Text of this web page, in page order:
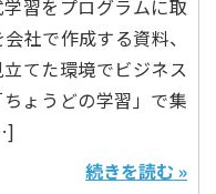
習をプログラムに取
社で作成する資料、
てた環境でビジネス
ょうどの学習」で集
続きを読む »